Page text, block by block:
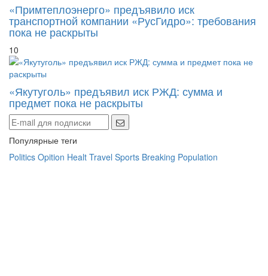
«Примтеплоэнерго» предъявило иск
транспортной компании «РусГидро»: требования
пока не раскрыты
10
«Якутуголь» предъявил иск РЖД: сумма и
предмет пока не раскрыты
Популярные теги
Politics Opition Healt Travel Sports Breaking Population